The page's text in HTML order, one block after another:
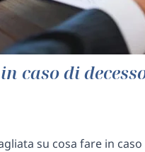
caso di
su cosa fare in